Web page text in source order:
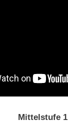
Mittelstufe 1